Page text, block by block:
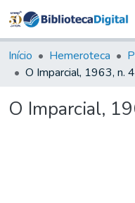
Início Hemeroteca
O Imparcial, 1963, n.
O Imparcial,